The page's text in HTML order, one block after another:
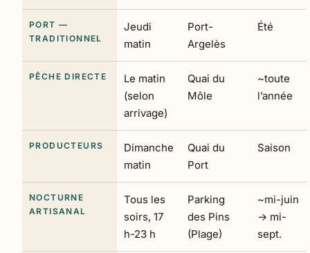
PORT —
TRADITIONNEL
Jeudi
matin
Port-
Argelès
Été
PÊCHE DIRECTE
Le matin
(selon
arrivage)
Quai du
Môle
~toute
l’année
PRODUCTEURS
Dimanche
matin
Quai du
Port
Saison
NOCTURNE
ARTISANAL
Tous les
soirs, 17
h-23 h
Parking
des Pins
(Plage)
~mi-juin
→ mi-
sept.